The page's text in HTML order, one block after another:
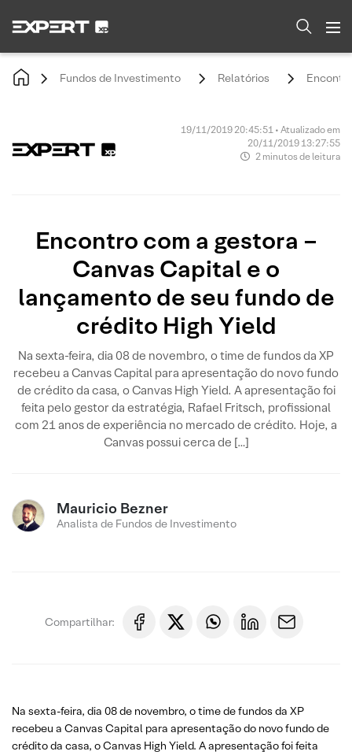
Fundos de Investimento Relatórios
19/11/2019 20:45:51 • Atualizado em
20/11/2019 13:27:55
2 minutos de leitura
Encontro com a gestora –
Canvas Capital e o
lançamento de seu fundo de
crédito High Yield
Na sexta-feira, dia 08 de novembro, o time de fundos da XP
recebeu a Canvas Capital para apresentação do novo fundo
de crédito da casa, o Canvas High Yield. A apresentação foi
feita pelo gestor da estratégia, Rafael Fritsch, profissional
com 21 anos de experiência no mercado de crédito. Hoje, a
Canvas possui cerca de […]
Mauricio Bezner
Analista de Fundos de Investimento
Compartilhar:
Na sexta-feira, dia 08 de novembro, o time de fundos da XP
recebeu a Canvas Capital para apresentação do novo fundo de
crédito da casa, o Canvas High Yield. A apresentação foi feita